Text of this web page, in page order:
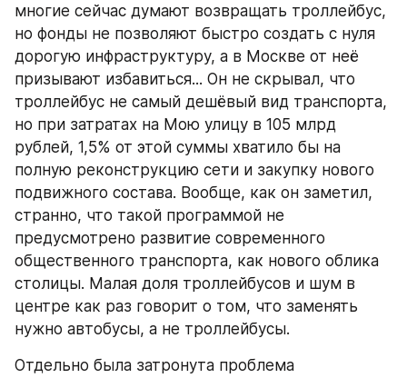
многие сейчас думают возвращать троллейбус,
но фонды не позволяют быстро создать с нуля
дорогую инфраструктуру, а в Москве от неё
призывают избавиться... Он не скрывал, что
троллейбус не самый дешёвый вид транспорта,
но при затратах на Мою улицу в 105 млрд
рублей, 1,5% от этой суммы хватило бы на
полную реконструкцию сети и закупку нового
подвижного состава. Вообще, как он заметил,
странно, что такой программой не
предусмотрено развитие современного
общественного транспорта, как нового облика
столицы. Малая доля троллейбусов и шум в
центре как раз говорит о том, что заменять
нужно автобусы, а не троллейбусы.
Отдельно была затронута проблема